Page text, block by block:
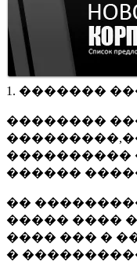
1. �������
��������
����������
������
��
����� ����
���� ��� �
�